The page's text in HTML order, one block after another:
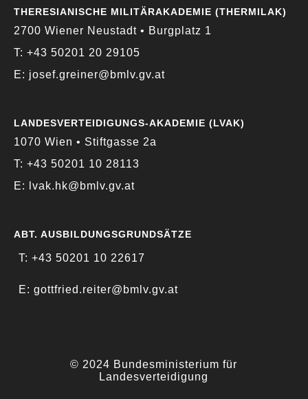
THERESIANISCHE MILITÄRAKADEMIE (THERMILAK)
2700 Wiener Neustadt • Burgplatz 1
T: +43 50201 20 29105
E: josef.greiner@bmlv.gv.at
LANDESVERTEIDIGUNGS-AKADEMIE (LVAK)
1070 Wien • Stiftgasse 2a
T: +43 50201 10 28113
E: lvak.hk@bmlv.gv.at
ABT. AUSBILDUNGSGRUNDSÄTZE
T: +43 50201 10 22617
E: gottfried.reiter@bmlv.gv.at
© 2024 Bundesministerium für
Landesverteidigung